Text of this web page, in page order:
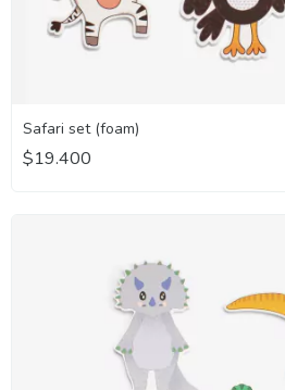
Safari set (foam)
$19.400